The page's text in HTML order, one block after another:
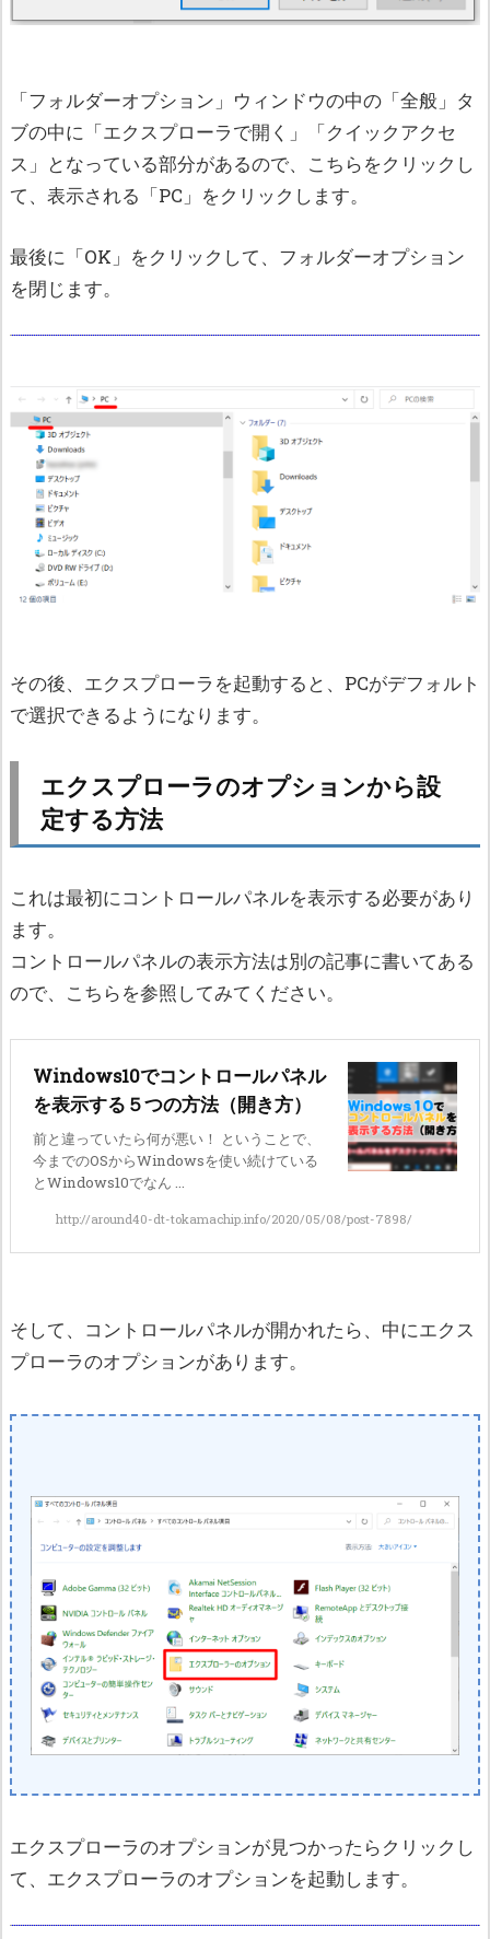
「フォルダーオプション」ウィンドウの中の「全般」タ
ブの中に「エクスプローラで開く」「クイックアクセ
ス」となっている部分があるので、こちらをクリックし
て、表示される「PC」をクリックします。
最後に「OK」をクリックして、フォルダーオプション
を閉じます。
その後、エクスプローラを起動すると、PCがデフォルト
で選択できるようになります。
エクスプローラのオプションから設
定する方法
これは最初にコントロールパネルを表示する必要があり
ます。
コントロールパネルの表示方法は別の記事に書いてある
ので、こちらを参照してみてください。
Windows10でコントロールパネル
を表示する５つの方法（開き方）
前と違っていたら何が悪い！ ということで、
今までのOSからWindowsを使い続けている
とWindows10でなん ...
http://around40-dt-tokamachip.info/2020/05/08/post-7898/
そして、コントロールパネルが開かれたら、中にエクス
プローラのオプションがあります。
エクスプローラのオプションが見つかったらクリックし
て、エクスプローラのオプションを起動します。